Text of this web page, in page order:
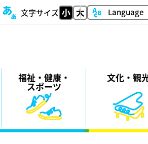
文字サイズ
福祉・ 健康・
スポーツ
⽂化・ 観